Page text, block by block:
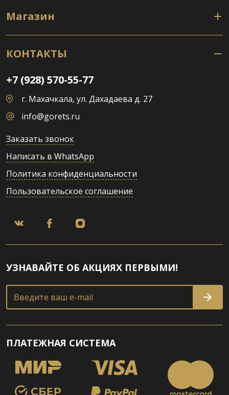
Магазин
КОНТАКТЫ
+7 (928) 570-55-77
г. Махачкала, ул. Дахадаева д. 27
info@gorets.ru
Заказать звонок
Написать в WhatsApp
Политика конфиденциальности
Пользовательское соглашение
УЗНАВАЙТЕ ОБ АКЦИЯХ ПЕРВЫМИ!
Введите ваш e-mail
ПЛАТЕЖНАЯ СИСТЕМА